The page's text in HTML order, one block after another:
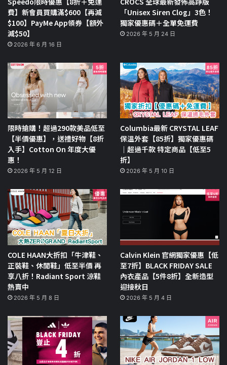
費】新會員買購滿$600【再減
$100】PayMe App領券【額外
減$50】
2026 年 6 月 16 日
「Unisex Siren Clog」3色！
獨家優惠碼＋全單免運費
2026 年 5 月 24 日
限時搶購！超過290款美品低至
【半價優惠】，送禮好物【8折
入手】Cotton On 年度大優
惠！
2026 年 5 月 12 日
Columbia最新 CRYSTAL LEAF
保溫外套【85折】獨家優惠碼
｜超過千款 特定商品【低至5
折】
2026 年 5 月 10 日
COLE HAAN大折扣「牛津鞋、
正裝鞋、休閒鞋」低至半價 再
享八折！Radiant Sport 涼鞋
熱賣中
2026 年 5 月 8 日
Calvin Klein 官網獨家優惠【低
至7折】BLACK FRIDAY SALE
內衣產品【5件8折】全新造型
迎接秋日
2026 年 5 月 4 日